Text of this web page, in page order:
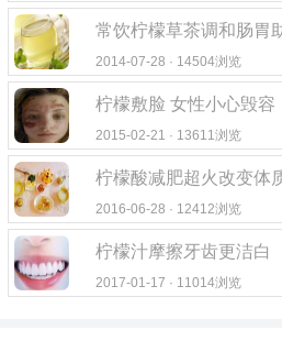
常饮柠檬草茶调和肠胃
2014-07-28 · 14504浏览
柠檬敷脸 女性小心毁容
2015-02-21 · 13611浏览
柠檬酸减肥超火改变体
2016-06-28 · 12412浏览
柠檬汁摩擦牙齿更洁白
2017-01-17 · 11014浏览